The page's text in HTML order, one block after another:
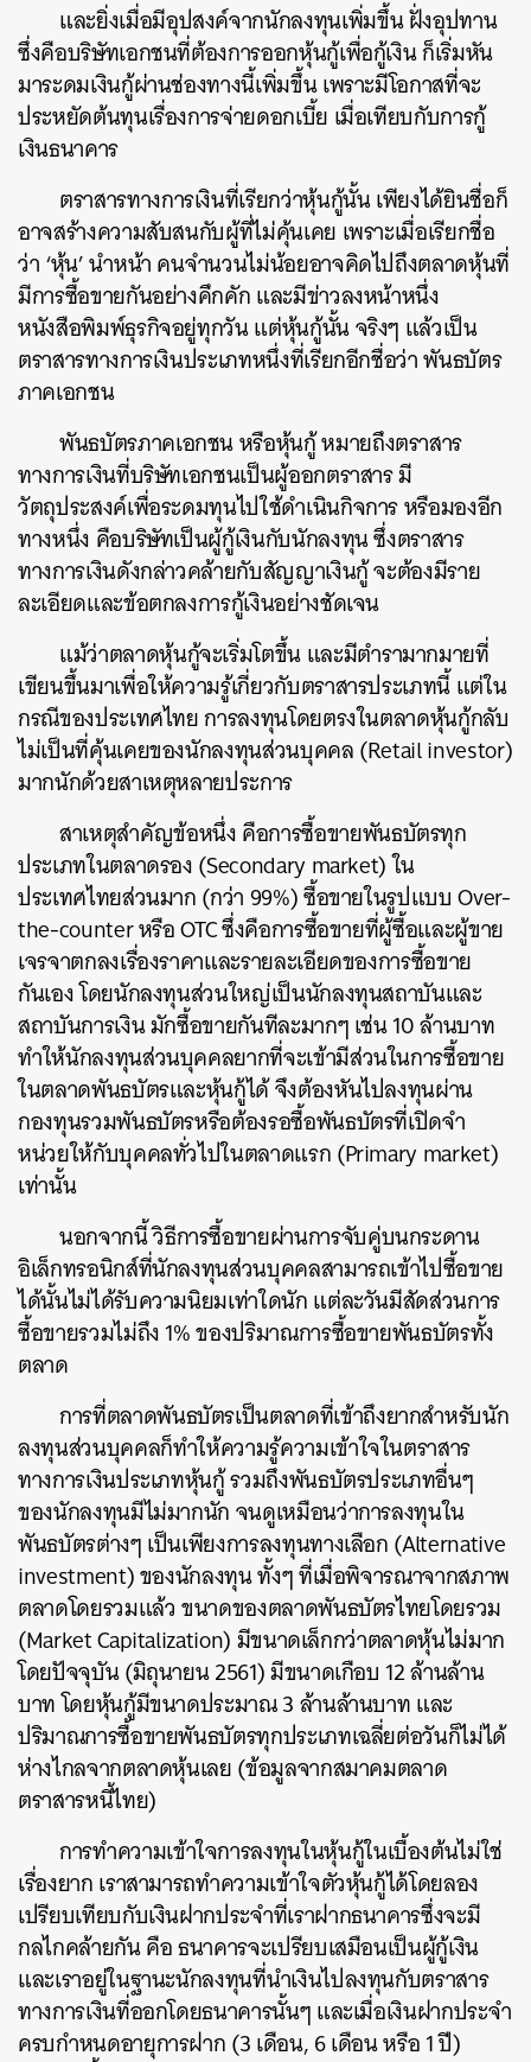
และยิ่งเมื่อมีอุปสงค์จากนักลงทุนเพิ่มขึ้น ฝั่งอุปทาน
ซึ่งคือบริษัทเอกชนที่ต้องการออกหุ้นกู้เพื่อกู้เงิน ก็เริ่มหัน
มาระดมเงินกู้ผ่านช่องทางนี้เพิ่มขึ้น เพราะมีโอกาสที่จะ
ประหยัดต้นทุนเรื่องการจ่ายดอกเบี้ย เมื่อเทียบกับการกู้
เงินธนาคาร
ตราสารทางการเงินที่เรียกว่าหุ้นกู้นั้น เพียงได้ยินชื่อก็
อาจสร้างความสับสนกับผู้ที่ไม่คุ้นเคย เพราะเมื่อเรียกชื่อ
ว่า ‘หุ้น’ นำหน้า คนจำนวนไม่น้อยอาจคิดไปถึงตลาดหุ้นที่
มีการซื้อขายกันอย่างคึกคัก และมีข่าวลงหน้าหนึ่ง
หนังสือพิมพ์ธุรกิจอยู่ทุกวัน แต่หุ้นกู้นั้น จริงๆ แล้วเป็น
ตราสารทางการเงินประเภทหนึ่งที่เรียกอีกชื่อว่า พันธบัตร
ภาคเอกชน
พันธบัตรภาคเอกชน หรือหุ้นกู้ หมายถึงตราสาร
ทางการเงินที่บริษัทเอกชนเป็นผู้ออกตราสาร มี
วัตถุประสงค์เพื่อระดมทุนไปใช้ดำเนินกิจการ หรือมองอีก
ทางหนึ่ง คือบริษัทเป็นผู้กู้เงินกับนักลงทุน ซึ่งตราสาร
ทางการเงินดังกล่าวคล้ายกับสัญญาเงินกู้ จะต้องมีราย
ละเอียดและข้อตกลงการกู้เงินอย่างชัดเจน
แม้ว่าตลาดหุ้นกู้จะเริ่มโตขึ้น และมีตำรามากมายที่
เขียนขึ้นมาเพื่อให้ความรู้เกี่ยวกับตราสารประเภทนี้ แต่ใน
กรณีของประเทศไทย การลงทุนโดยตรงในตลาดหุ้นกู้กลับ
ไม่เป็นที่คุ้นเคยของนักลงทุนส่วนบุคคล (Retail investor)
มากนักด้วยสาเหตุหลายประการ
สาเหตุสำคัญข้อหนึ่ง คือการซื้อขายพันธบัตรทุก
ประเภทในตลาดรอง (Secondary market) ใน
ประเทศไทยส่วนมาก (กว่า 99%) ซื้อขายในรูปแบบ Over-
the-counter หรือ OTC ซึ่งคือการซื้อขายที่ผู้ซื้อและผู้ขาย
เจรจาตกลงเรื่องราคาและรายละเอียดของการซื้อขาย
กันเอง โดยนักลงทุนส่วนใหญ่เป็นนักลงทุนสถาบันและ
สถาบันการเงิน มักซื้อขายกันทีละมากๆ เช่น 10 ล้านบาท
ทำให้นักลงทุนส่วนบุคคลยากที่จะเข้ามีส่วนในการซื้อขาย
ในตลาดพันธบัตรและหุ้นกู้ได้ จึงต้องหันไปลงทุนผ่าน
กองทุนรวมพันธบัตรหรือต้องรอซื้อพันธบัตรที่เปิดจำ
หน่วยให้กับบุคคลทั่วไปในตลาดแรก (Primary market)
เท่านั้น
นอกจากนี้ วิธีการซื้อขายผ่านการจับคู่บนกระดาน
อิเล็กทรอนิกส์ที่นักลงทุนส่วนบุคคลสามารถเข้าไปซื้อขาย
ได้นั้นไม่ได้รับความนิยมเท่าใดนัก แต่ละวันมีสัดส่วนการ
ซื้อขายรวมไม่ถึง 1% ของปริมาณการซื้อขายพันธบัตรทั้ง
ตลาด
การที่ตลาดพันธบัตรเป็นตลาดที่เข้าถึงยากสำหรับนัก
ลงทุนส่วนบุคคลก็ทำให้ความรู้ความเข้าใจในตราสาร
ทางการเงินประเภทหุ้นกู้ รวมถึงพันธบัตรประเภทอื่นๆ
ของนักลงทุนมีไม่มากนัก จนดูเหมือนว่าการลงทุนใน
พันธบัตรต่างๆ เป็นเพียงการลงทุนทางเลือก (Alternative
investment) ของนักลงทุน ทั้งๆ ที่เมื่อพิจารณาจากสภาพ
ตลาดโดยรวมแล้ว ขนาดของตลาดพันธบัตรไทยโดยรวม
(Market Capitalization) มีขนาดเล็กกว่าตลาดหุ้นไม่มาก
โดยปัจจุบัน (มิถุนายน 2561) มีขนาดเกือบ 12 ล้านล้าน
บาท โดยหุ้นกู้มีขนาดประมาณ 3 ล้านล้านบาท และ
ปริมาณการซื้อขายพันธบัตรทุกประเภทเฉลี่ยต่อวันก็ไม่ได้
ห่างไกลจากตลาดหุ้นเลย (ข้อมูลจากสมาคมตลาด
ตราสารหนี้ไทย)
การทำความเข้าใจการลงทุนในหุ้นกู้ในเบื้องต้นไม่ใช่
เรื่องยาก เราสามารถทำความเข้าใจตัวหุ้นกู้ได้โดยลอง
เปรียบเทียบกับเงินฝากประจำที่เราฝากธนาคารซึ่งจะมี
กลไกคล้ายกัน คือ ธนาคารจะเปรียบเสมือนเป็นผู้กู้เงิน
และเราอยู่ในฐานะนักลงทุนที่นำเงินไปลงทุนกับตราสาร
ทางการเงินที่ออกโดยธนาคารนั้นๆ และเมื่อเงินฝากประจำ
ครบกำหนดอายุการฝาก (3 เดือน, 6 เดือน หรือ 1 ปี)